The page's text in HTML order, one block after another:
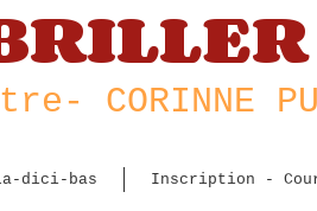
- CORINNE
dici-bas Inscription -